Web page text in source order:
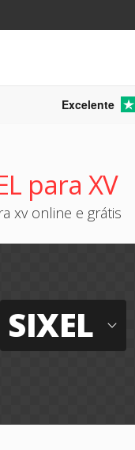
Excelente
para XV
xv online e grátis
SIXEL